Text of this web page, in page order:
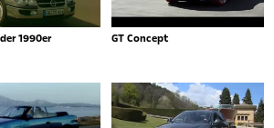
1990er GT Concept